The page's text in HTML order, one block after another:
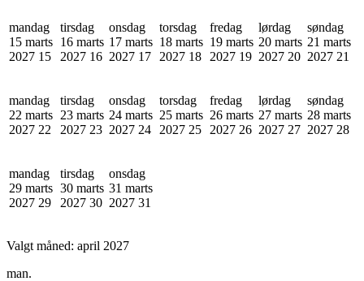
mandag
15 marts
2027 15
tirsdag
16 marts
2027 16
onsdag
17 marts
2027 17
torsdag
18 marts
2027 18
fredag
19 marts
2027 19
lørdag
20 marts
2027 20
søndag
21 marts
2027 21
mandag
22 marts
2027 22
tirsdag
23 marts
2027 23
onsdag
24 marts
2027 24
torsdag
25 marts
2027 25
fredag
26 marts
2027 26
lørdag
27 marts
2027 27
søndag
28 marts
2027 28
mandag
29 marts
2027 29
tirsdag
30 marts
2027 30
onsdag
31 marts
2027 31
Valgt måned: april 2027
man.